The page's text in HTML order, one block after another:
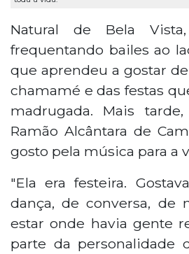
Natural de Bela
frequentando bailes ao
que aprendeu a gostar
chamamé e das festas
madrugada. Mais
Ramão Alcântara de
gosto pela música para a
"Ela era festeira.
dança, de conversa, de
estar onde havia gente
parte da personalidade